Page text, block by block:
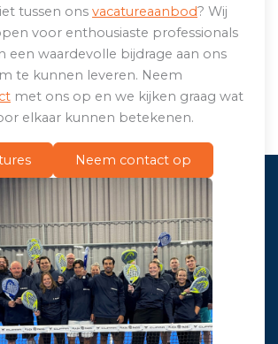
tussen ons vacatureaanbod? Wij
voor enthousiaste professionals
een waardevolle bijdrage aan ons
te kunnen leveren. Neem
met ons op en we kijken graag wat
elkaar kunnen betekenen.
Neem contact op